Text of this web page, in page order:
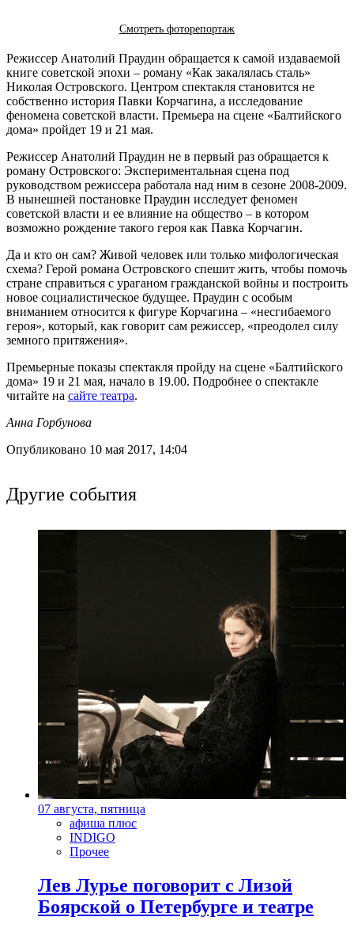
Смотреть фоторепортаж
Режиссер Анатолий Праудин обращается к самой издаваемой
книге советской эпохи – роману «Как закалялась сталь»
Николая Островского. Центром спектакля становится не
собственно история Павки Корчагина, а исследование
феномена советской власти. Премьера на сцене «Балтийского
дома» пройдет 19 и 21 мая.
Режиссер Анатолий Праудин не в первый раз обращается к
роману Островского: Экспериментальная сцена под
руководством режиссера работала над ним в сезоне 2008-2009.
В нынешней постановке Праудин исследует феномен
советской власти и ее влияние на общество – в котором
возможно рождение такого героя как Павка Корчагин.
Да и кто он сам? Живой человек или только мифологическая
схема? Герой романа Островского спешит жить, чтобы помочь
стране справиться с ураганом гражданской войны и построить
новое социалистическое будущее. Праудин с особым
вниманием относится к фигуре Корчагина – «несгибаемого
героя», который, как говорит сам режиссер, «преодолел силу
земного притяжения».
Премьерные показы спектакля пройду на сцене «Балтийского
дома» 19 и 21 мая, начало в 19.00. Подробнее о спектакле
читайте на сайте театра.
Анна Горбунова
Опубликовано 10 мая 2017, 14:04
Другие события
07 августа, пятница
афиша плюс
INDIGO
Прочее
Лев Лурье поговорит с Лизой
Боярской о Петербурге и театре